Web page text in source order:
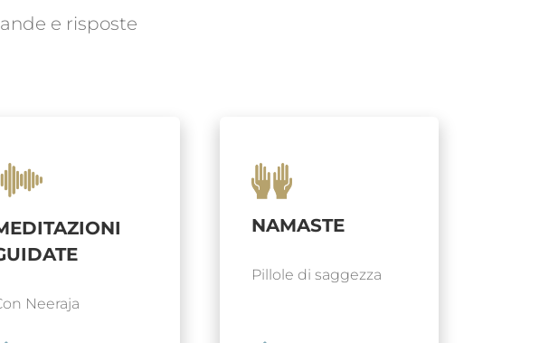
e risposte
Neeraja
NAMASTE
Pillole di saggezza